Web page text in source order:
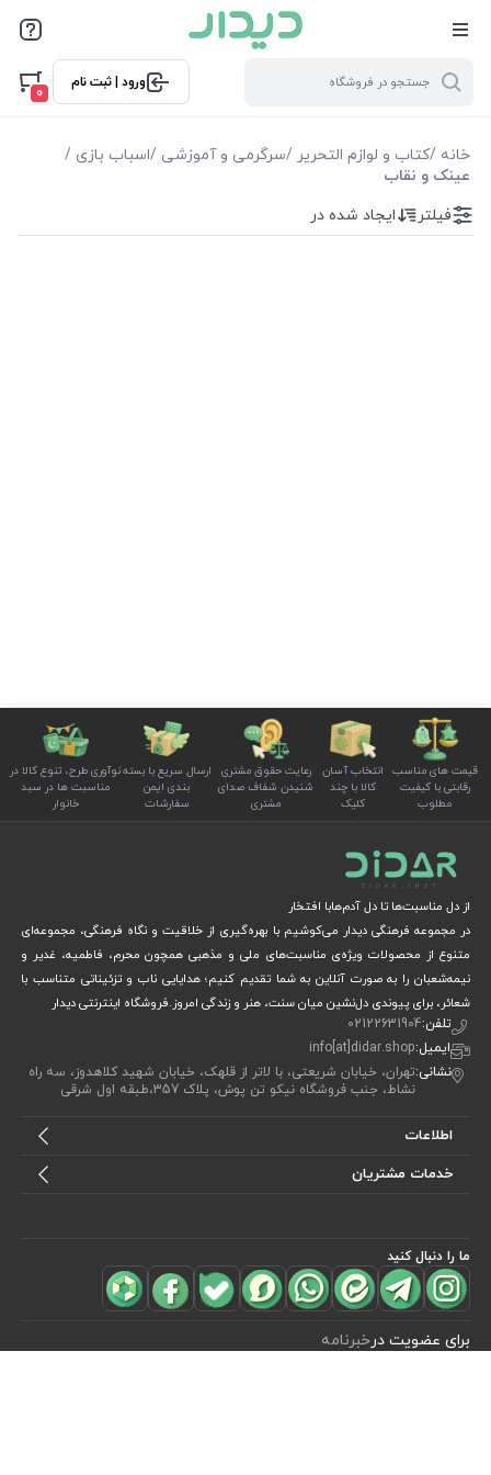
ورود | ثبت نام
0
خانه /کتاب و لوازم التحریر /سرگرمی و آموزشی /اسباب بازی /
عینک و نقاب
فیلترها
موجودی
مشاهده محصولات(0)
فیلتر ایجاد شده در
قیمت های مناسب
رقابتی با کیفیت
مطلوب
انتخاب آسان
کالا با چند
کلیک
رعایت حقوق مشتری
شنیدن شفاف صدای
مشتری
ارسال سریع با بسته
بندی ایمن
سفارشات
نوآوری طرح، تنوع کالا در
مناسبت ها در سبد
خانوار
از دل مناسبت‌ها تا دل آدم‌هابا افتخار
در مجموعه فرهنگی دیدار می‌کوشیم با بهره‌گیری از خلاقیت و نگاه فرهنگی، مجموعه‌ای
متنوع از محصولات ویژه‌ی مناسبت‌های ملی و مذهبی همچون محرم، فاطمیه، غدیر و
نیمه‌شعبان را به صورت آنلاین به شما تقدیم کنیم؛ هدایایی ناب و تزئیناتی متناسب با
شعائر، برای پیوندی دل‌نشین میان سنت، هنر و زندگی امروز.فروشگاه اینترنتی دیدار
تلفن:02122631904
ایمیل:info[at]didar.shop
نشانی:تهران، خیابان شریعتی، با لاتر از قلهک، خیابان شهید کلاهدوز، سه راه
نشاط، جنب فروشگاه نیکو تن پوش، پلاک 357،طبقه اول شرقی
اطلاعات
خدمات مشتریان
ما را دنبال کنید
برای عضویت درخبرنامه